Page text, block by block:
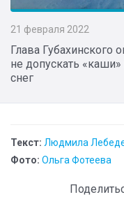
21 февраля 2022
Глава Губахинского
не допускать
снег
Текст: Людмила
Фото: Ольга Фотеева